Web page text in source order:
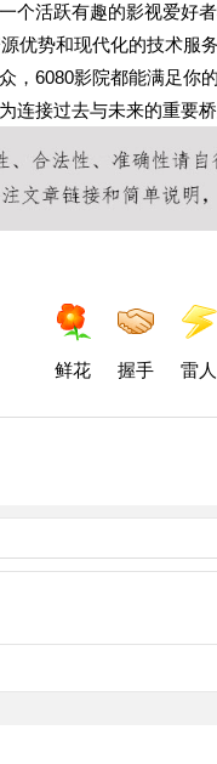
个活跃有趣的影视爱好者
优势和现代化的技术
，6080影院都能满足你
连接过去与未来的重要桥
鲜花 握手 雷人